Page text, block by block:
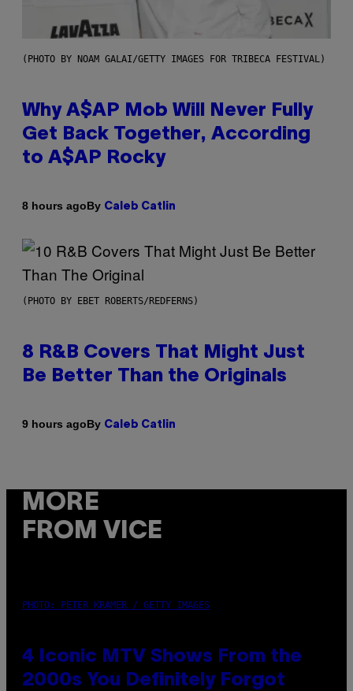
(PHOTO BY NOAM GALAI/GETTY IMAGES FOR TRIBECA FESTIVAL)
Why A$AP Mob Will Never Fully
Get Back Together, According
to A$AP Rocky
8 hours agoBy Caleb Catlin
(PHOTO BY EBET ROBERTS/REDFERNS)
8 R&B Covers That Might Just
Be Better Than the Originals
9 hours agoBy Caleb Catlin
MORE
FROM VICE
PHOTO: PETER KRAMER / GETTY IMAGES
4 Iconic MTV Shows From the
2000s You Definitely Forgot